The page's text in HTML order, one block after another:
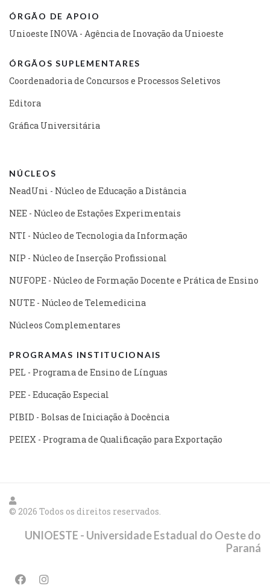
ÓRGÃO DE APOIO
Unioeste INOVA - Agência de Inovação da Unioeste
ÓRGÃOS SUPLEMENTARES
Coordenadoria de Concursos e Processos Seletivos
Editora
Gráfica Universitária
NÚCLEOS
NeadUni - Núcleo de Educação a Distância
NEE - Núcleo de Estações Experimentais
NTI - Núcleo de Tecnologia da Informação
NIP - Núcleo de Inserção Profissional
NUFOPE - Núcleo de Formação Docente e Prática de Ensino
NUTE - Núcleo de Telemedicina
Núcleos Complementares
PROGRAMAS INSTITUCIONAIS
PEL - Programa de Ensino de Línguas
PEE - Educação Especial
PIBID - Bolsas de Iniciação à Docência
PEIEX - Programa de Qualificação para Exportação
© 2026 Todos os direitos reservados.
UNIOESTE - Universidade Estadual do Oeste do
Paraná